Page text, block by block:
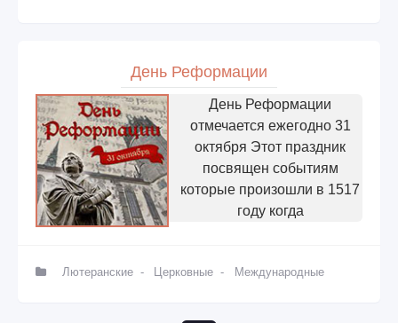
День Реформации
День Реформации
отмечается ежегодно 31
октября Этот праздник
посвящен событиям
которые произошли в 1517
году когда
Лютеранские - Церковные - Международные